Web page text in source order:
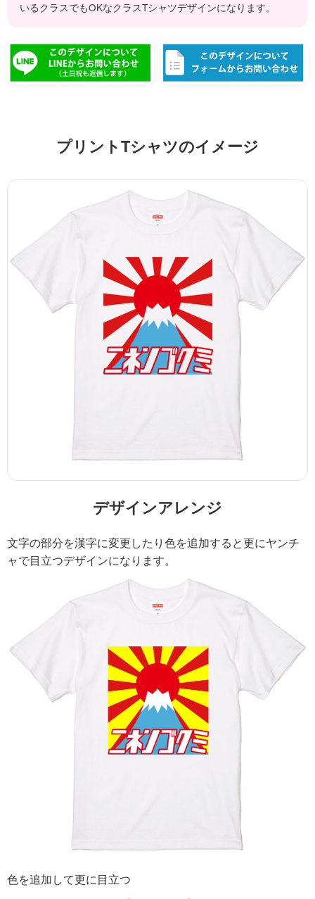
いるクラスでもOKなクラスTシャツデザインになります。
プリントTシャツのイメージ
デザインアレンジ
文字の部分を漢字に変更したり色を追加すると更にヤンチ
ャで目立つデザインになります。
色を追加して更に目立つ